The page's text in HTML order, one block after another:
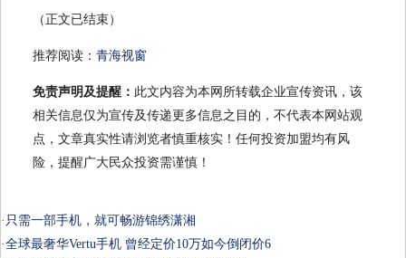
（正文已结束）
推荐阅读： 青海视窗
免责声明及提醒： 此文内容为本网所转载企业宣传资讯，该
相关信息仅为宣传及传递更多信息之目的，不代表本网站观
点，文章真实性请浏览者慎重核实！任何投资加盟均有风
险，提醒广大民众投资需谨慎！
· 只需一部手机，就可畅游锦绣潇湘
·全球最奢华Vertu手机 曾经定价10万如今倒闭价6